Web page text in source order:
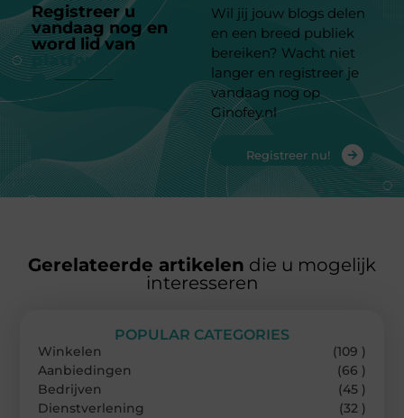
Registreer u
vandaag nog en
word lid van
platform
Wil jij jouw blogs delen
en een breed publiek
bereiken? Wacht niet
langer en registreer je
vandaag nog op
Ginofey.nl
Registreer nu!
Gerelateerde artikelen die u mogelijk
interesseren
POPULAR CATEGORIES
Winkelen
(109 )
Aanbiedingen
(66 )
Bedrijven
(45 )
Dienstverlening
(32 )